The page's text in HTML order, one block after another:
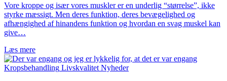
Vore kroppe og især vores muskler er en underlig “størrelse”, ikke
styrke mæssigt. Men deres funktion, deres bevægelighed og
afhængighed af hinandens funktion og hvordan en svag muskel kan
give…
Læs mere
Kropsbehandling Livskvalitet Nyheder